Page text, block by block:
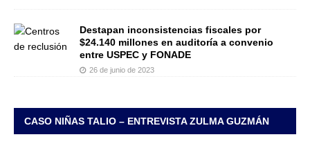
Destapan inconsistencias fiscales por
$24.140 millones en auditoría a convenio
entre USPEC y FONADE
26 de junio de 2023
CASO NIÑAS TALIO – ENTREVISTA ZULMA GUZMÁN